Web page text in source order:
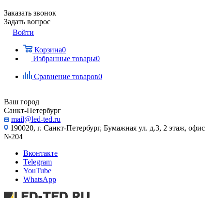
Заказать звонок
Задать вопрос
Войти
Корзина0
Избранные товары0
Сравнение товаров0
Ваш город
Санкт-Петербург
mail@led-ted.ru
190020, г. Санкт-Петербург, Бумажная ул. д.3, 2 этаж, офис
№204
Вконтакте
Telegram
YouTube
WhatsApp